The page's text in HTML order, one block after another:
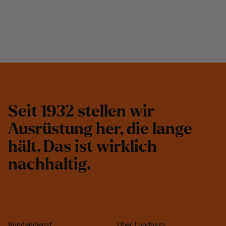
Seit 1932 stellen wir
Ausrüstung her, die lange
hält. Das ist wirklich
nachhaltig.